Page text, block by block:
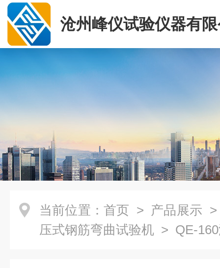
沧州峰仪试验仪器有
当前位置： 首页 > 产品展示
压式钢筋弯曲试验机 > QE-